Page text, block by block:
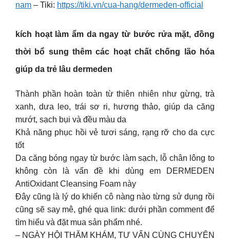
nam – Tiki: https://tiki.vn/cua-hang/dermeden-official
kích hoạt làm ẩm da ngay từ bước rửa mặt, đồng
thời bổ sung thêm các hoạt chất chống lão hóa
giúp da trẻ lâu dermeden
Thành phần hoàn toàn từ thiên nhiên như gừng, trà
xanh, dưa leo, trái sơ ri, hương thảo, giúp da căng
mướt, sạch bụi và đều màu da
Khả năng phục hồi vẻ tươi sáng, rạng rỡ cho da cực
tốt
Da căng bóng ngay từ bước làm sạch, lỗ chân lông to
không còn là vấn đề khi dùng em DERMEDEN
AntiOxidant Cleansing Foam này
Đây cũng là lý do khiến cô nàng nào từng sử dụng rồi
cũng sẽ say mê, ghé qua link: dưới phần comment để
tìm hiểu và đặt mua sản phẩm nhé.
– NGÀY HỘI THĂM KHÁM, TƯ VẤN CÙNG CHUYÊN